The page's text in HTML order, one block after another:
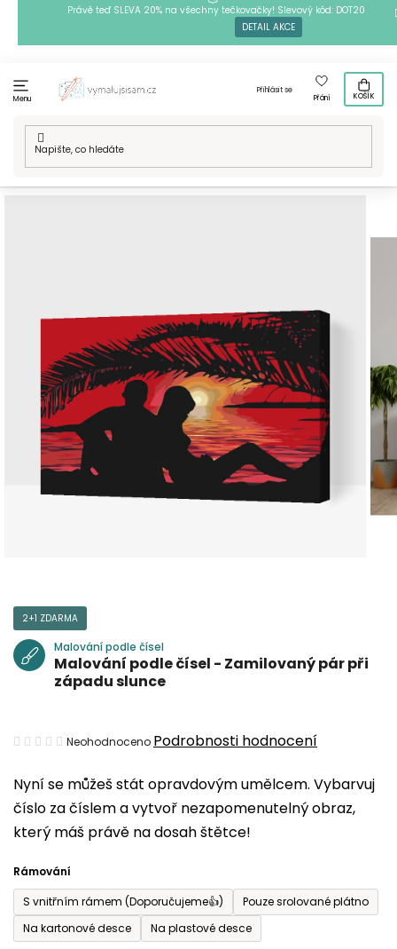
Právě teď SLEVA 20% na všechny tečkovačky! Slevový kód: DOT20
DETAIL AKCE
Menu
Přihlásit se
Přání
KOŠÍK
Domů
Techniky / Malování podle čísel
- Zamilovaný pár při západu slunce
Nyní se můžeš stát opravdovým umělcem. Vybarvuj
číslo za číslem a vytvoř nezapomenutelný obraz,
který máš právě na dosah štětce!
Rámování
S vnitřním rámem (Doporučujeme👍)
Pouze srolované plátno
Na kartonové desce
Na plastové desce
2+1 ZDARMA
Malování podle čísel
Malování podle čísel - Zamilovaný pár při
západu slunce
Průměrné
produktu
je
0,0
5
hvězdiček.
Neohodnoceno Podrobnosti hodnocení